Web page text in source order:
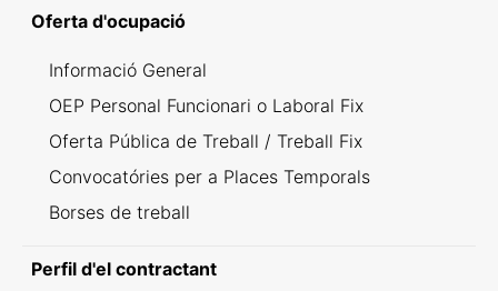
Oferta d'ocupació
Informació General
OEP Personal Funcionari o Laboral Fix
Oferta Pública de Treball / Treball Fix
Convocatóries per a Places Temporals
Borses de treball
Perfil d'el contractant